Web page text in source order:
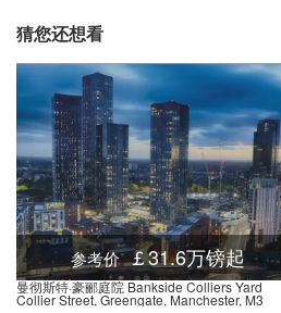
猜您还想看
参考价 ￡31.6万镑起
曼彻斯特·豪郦庭院 Bankside Colliers Yard
Collier Street, Greengate, Manchester, M3